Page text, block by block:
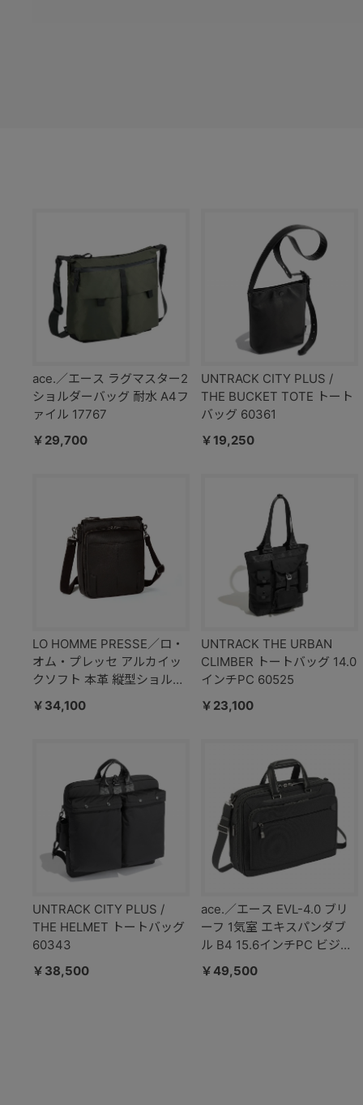
ace.／エース ラグマスター2
ショルダーバッグ 耐水 A4フ
ァイル 17767
￥29,700
UNTRACK CITY PLUS /
THE BUCKET TOTE トート
バッグ 60361
￥19,250
LO HOMME PRESSE／ロ・
オム・プレッセ アルカイッ
クソフト 本革 縦型ショルダ
￥34,100
UNTRACK THE URBAN
CLIMBER トートバッグ 14.0
インチPC 60525
￥23,100
UNTRACK CITY PLUS /
THE HELMET トートバッグ
60343
￥38,500
ace.／エース EVL-4.0 ブリ
ーフ 1気室 エキスパンダブ
ル B4 15.6インチPC ビジネ
￥49,500